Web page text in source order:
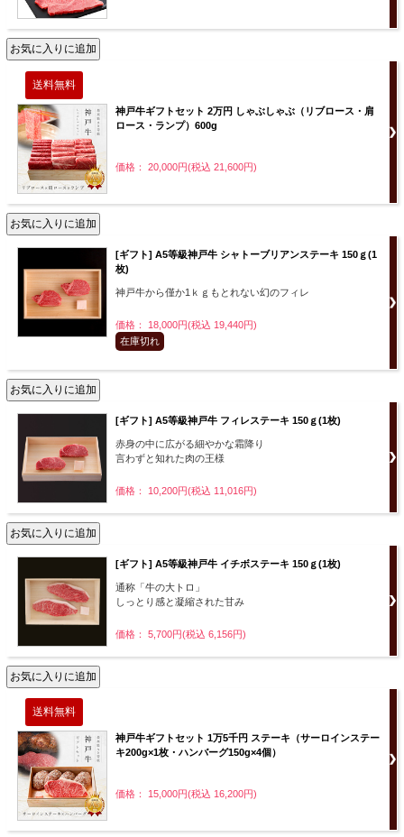
神戸牛ギフトセット 2万円 しゃぶしゃぶ（リブロース・肩
ロース・ランプ）600g
価格： 20,000円(税込 21,600円)
[ギフト] A5等級神戸牛 シャトーブリアンステーキ 150ｇ(1
枚)
神戸牛から僅か1ｋｇもとれない幻のフィレ
価格： 18,000円(税込 19,440円)
在庫切れ
[ギフト] A5等級神戸牛 フィレステーキ 150ｇ(1枚)
赤身の中に広がる細やかな霜降り
言わずと知れた肉の王様
価格： 10,200円(税込 11,016円)
[ギフト] A5等級神戸牛 イチボステーキ 150ｇ(1枚)
通称「牛の大トロ」
しっとり感と凝縮された甘み
価格： 5,700円(税込 6,156円)
神戸牛ギフトセット 1万5千円 ステーキ（サーロインステー
キ200g×1枚・ハンバーグ150g×4個）
価格： 15,000円(税込 16,200円)